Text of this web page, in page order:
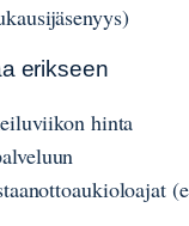
erikseen
hinta